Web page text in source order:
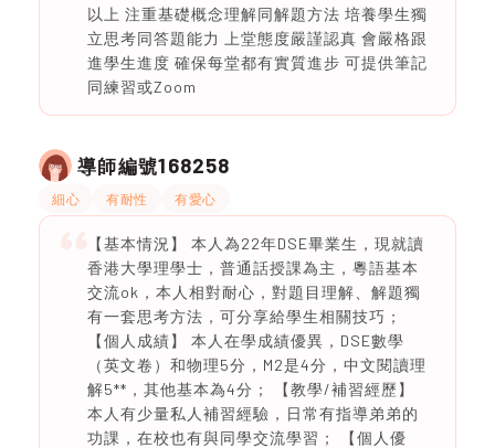
以上 注重基礎概念理解同解題方法 培養學生獨
立思考同答題能力 上堂態度嚴謹認真 會嚴格跟
進學生進度 確保每堂都有實質進步 可提供筆記
同練習或Zoom
導師編號168258
細心 有耐性 有愛心
【基本情況】 本人為22年DSE畢業生，現就讀
香港大學理學士，普通話授課為主，粵語基本
交流ok，本人相對耐心，對題目理解、解題獨
有一套思考方法，可分享給學生相關技巧；
【個人成績】 本人在學成績優異，DSE數學
（英文卷）和物理5分，M2是4分，中文閱讀理
解5**，其他基本為4分； 【教學/補習經歷】
本人有少量私人補習經驗，日常有指導弟弟的
功課，在校也有與同學交流學習； 【個人優